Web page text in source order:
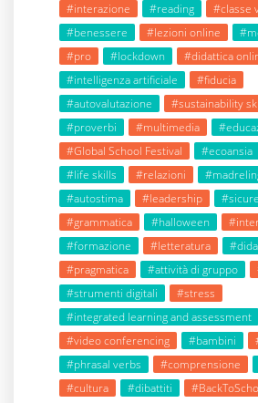
#interazione
#reading
#classe
#benessere
#lezioni online
#pro
#lockdown
#didattica
#intelligenza artificiale
#fiducia
#autovalutazione
#sustainability
#proverbi
#multimedia
#Global School Festival
#ecoansia
#life skills
#relazioni
#autostima
#leadership
#grammatica
#halloween
#formazione
#letteratura
#pragmatica
#attività di gruppo
#strumenti digitali
#stress
#integrated learning and assessment
#video conferencing
#bambini
#phrasal verbs
#comprensione
#cultura
#dibattiti